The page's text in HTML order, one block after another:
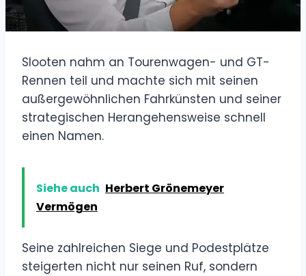
Slooten nahm an Tourenwagen- und GT-
Rennen teil und machte sich mit seinen
außergewöhnlichen Fahrkünsten und seiner
strategischen Herangehensweise schnell
einen Namen.
Siehe auch Herbert Grönemeyer
Vermögen
Seine zahlreichen Siege und Podestplätze
steigerten nicht nur seinen Ruf, sondern